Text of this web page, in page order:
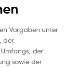
Vorgaben unter
der
der
sowie der